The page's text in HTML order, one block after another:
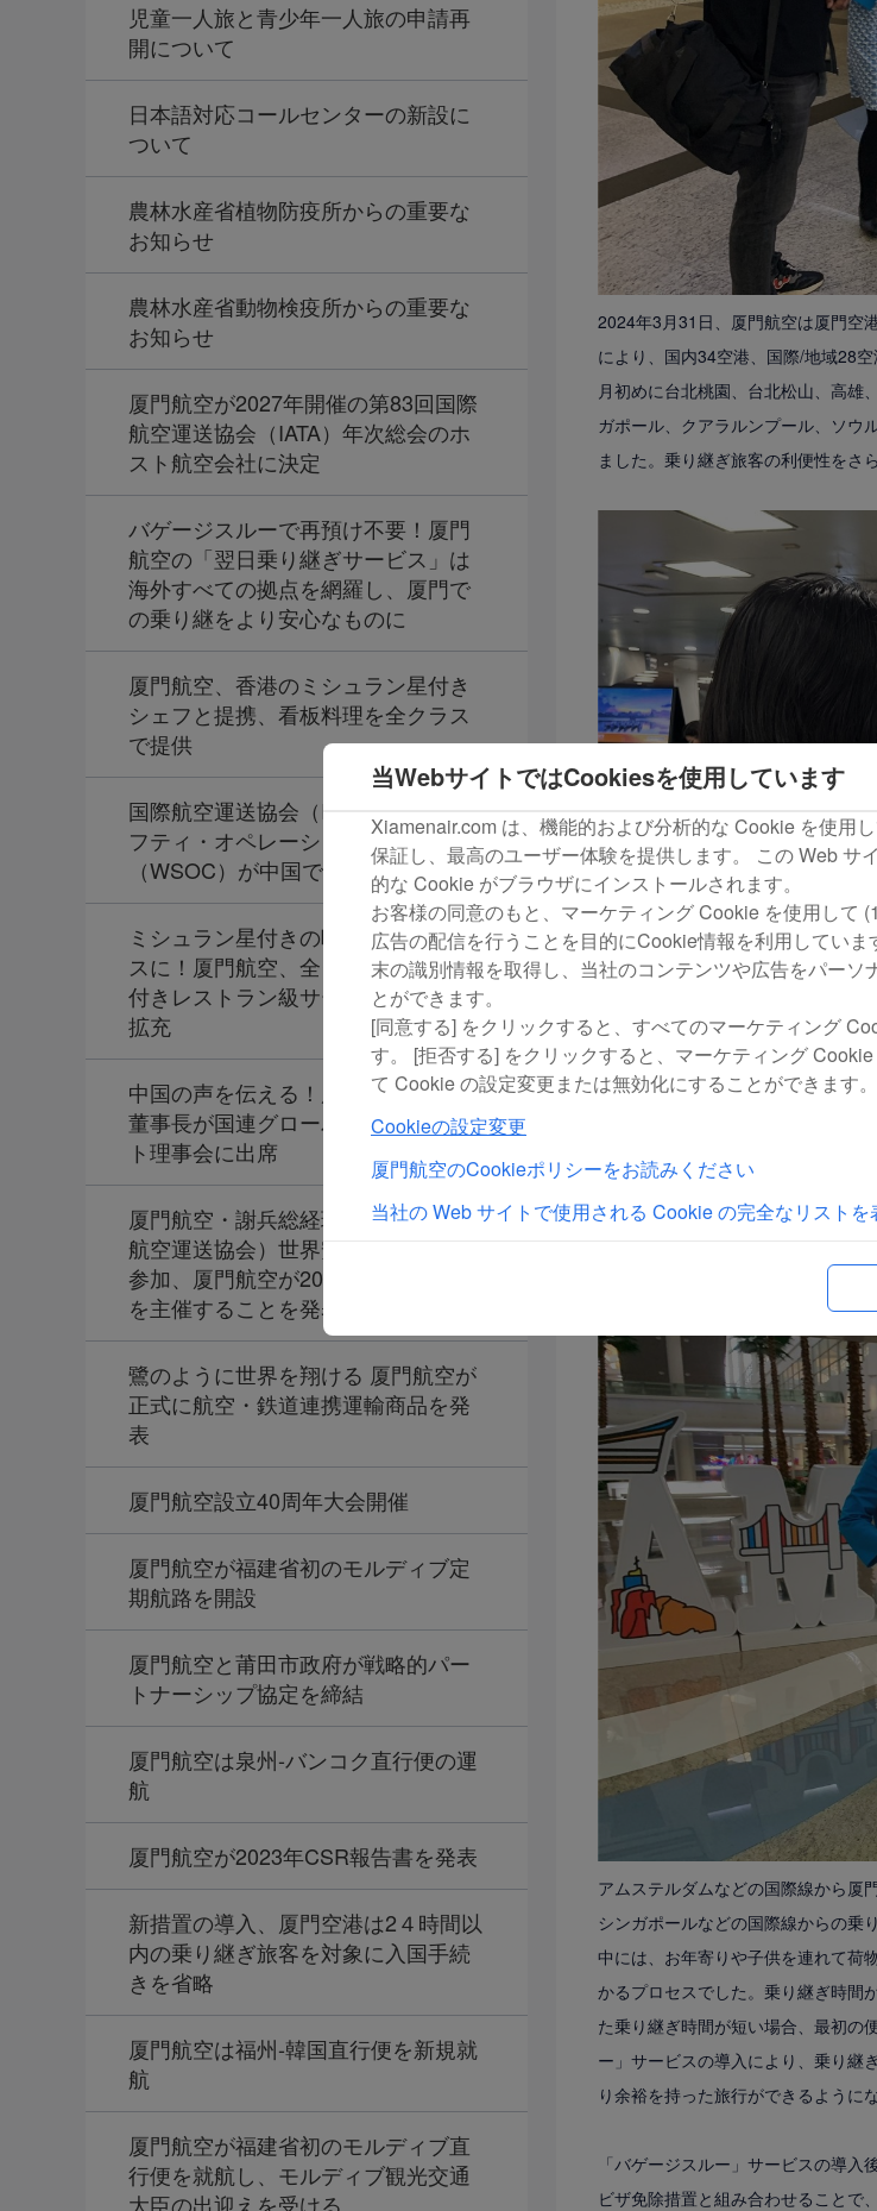
児童一人旅と青少年一人旅の申請再
開について
日本語対応コールセンターの新設に
ついて
農林水産省植物防疫所からの重要な
お知らせ
農林水産省動物検疫所からの重要な
お知らせ
厦門航空が2027年開催の第83回国際
航空運送協会（IATA）年次総会のホ
スト航空会社に決定
バゲージスルーで再預け不要！厦門
航空の「翌日乗り継ぎサービス」は
海外すべての拠点を網羅し、厦門で
の乗り継をより安心なものに
厦門航空、香港のミシュラン星付き
シェフと提携、看板料理を全クラス
で提供
国際航空運送協会（IATA）世界セー
フティ・オペレーションズ会議
（WSOC）が中国で初開催
ミシュラン星付きの味わいを全クラ
スに！厦門航空、全クラス対象の星
付きレストラン級サービスをさらに
拡充
中国の声を伝える！厦門航空・趙東
董事長が国連グローバル・コンパク
ト理事会に出席
厦門航空・謝兵総経理がIATA（国際
航空運送協会）世界安全運航会議に
参加、厦門航空が2025年の年次会議
を主催することを発表
鷺のように世界を翔ける 厦門航空が
正式に航空・鉄道連携運輸商品を発
表
厦門航空設立40周年大会開催
厦門航空が福建省初のモルディブ定
期航路を開設
厦門航空と莆田市政府が戦略的パー
トナーシップ協定を締結
厦門航空は泉州-バンコク直行便の運
航
厦門航空が2023年CSR報告書を発表
新措置の導入、厦門空港は2４時間以
内の乗り継ぎ旅客を対象に入国手続
きを省略
厦門航空は福州-韓国直行便を新規就
航
厦門航空が福建省初のモルディブ直
行便を就航し、モルディブ観光交通
大臣の出迎えを受ける
2024年3月31日、厦門航空は厦門空
により、国内34空港、国際/地域28
月初めに台北桃園、台北松山、高雄
ガポール、クアラルンプール、ソウ
ました。乗り継ぎ旅客の利便性をさ
「バゲージスルー」サービスが導
るようになり、預けなおす手間を省
継ぎができ、最終目的地で預けた荷
アムステルダムなどの国際線から厦
シンガポールなどの国際線からの乗
中には、お年寄りや子供を連れて荷
かるプロセスでした。乗り継ぎ時間
た乗り継ぎ時間が短い場合、最初の
ー」サービスの導入により、乗り継
り余裕を持った旅行ができるように
「バゲージスルー」サービスの導
ビザ免除措置と組み合わせることで
当WebサイトではCookiesを使用しています
Xiamenair.com は、機能的および分析的な Cookie を使用
保証し、最高のユーザー体験を提供します。 この Web サ
的な Cookie がブラウザにインストールされます。
お客様の同意のもと、マーケティング Cookie を使用して
広告の配信を行うことを目的にCookie情報を利用してい
末の識別情報を取得し、当社のコンテンツや広告をパーソ
とができます。
[同意する] をクリックすると、すべてのマーケティング
す。 [拒否する] をクリックすると、マーケティング
て Cookie の設定変更または無効化にすることができます。
Cookieの設定変更
厦門航空のCookieポリシーをお読みください
当社の Web サイトで使用される Cookie の完全なリストを